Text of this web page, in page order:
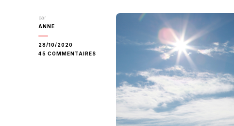
par
ANNE
28/10/2020
45 COMMENTAIRES